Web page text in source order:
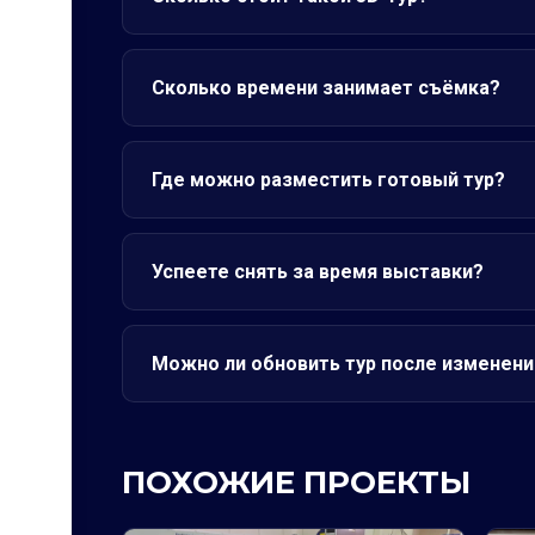
Сколько времени занимает съёмка?
Где можно разместить готовый тур?
Успеете снять за время выставки?
Можно ли обновить тур после
ПОХОЖИЕ ПРОЕКТЫ